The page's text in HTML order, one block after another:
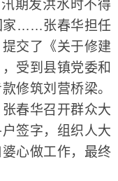
期发洪水时不得
家……张春华担任
交了《关于修建
受到县镇党委和
修筑刘营桥梁。
春华召开群众大
签字，组织人大
心做工作，最终